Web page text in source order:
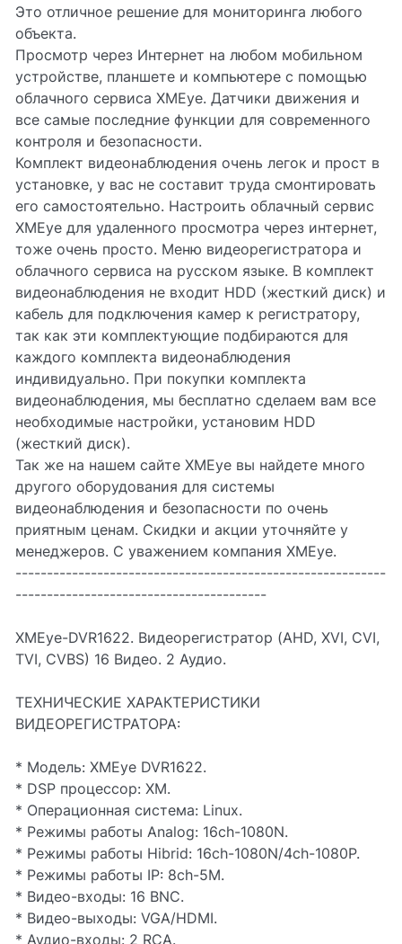
Это отличное решение для мониторинга любого
объекта.
Просмотр через Интернет на любом мобильном
устройстве, планшете и компьютере с помощью
облачного сервиса XMEye. Датчики движения и
все самые последние функции для современного
контроля и безопасности.
Комплект видеонаблюдения очень легок и прост в
установке, у вас не составит труда смонтировать
его самостоятельно. Настроить облачный сервис
XMEye для удаленного просмотра через интернет,
тоже очень просто. Меню видеорегистратора и
облачного сервиса на русском языке. В комплект
видеонаблюдения не входит HDD (жесткий диск) и
кабель для подключения камер к регистратору,
так как эти комплектующие подбираются для
каждого комплекта видеонаблюдения
индивидуально. При покупки комплекта
видеонаблюдения, мы бесплатно сделаем вам все
необходимые настройки, установим HDD
(жесткий диск).
Так же на нашем сайте XMEye вы найдете много
другого оборудования для системы
видеонаблюдения и безопасности по очень
приятным ценам. Скидки и акции уточняйте у
менеджеров. С уважением компания XMEye.
-----------------------------------------------------------
----------------------------------------
XMEye-DVR1622. Видеорегистратор (AHD, XVI, CVI,
TVI, CVBS) 16 Видео. 2 Аудио.
ТЕХНИЧЕСКИЕ ХАРАКТЕРИСТИКИ
ВИДЕОРЕГИСТРАТОРА:
* Модель: XMEye DVR1622.
* DSP процессор: XM.
* Операционная система: Linux.
* Режимы работы Analog: 16ch-1080N.
* Режимы работы Hibrid: 16ch-1080N/4ch-1080P.
* Режимы работы IP: 8ch-5M.
* Видео-входы: 16 BNC.
* Видео-выходы: VGA/HDMI.
* Аудио-входы: 2 RCA.